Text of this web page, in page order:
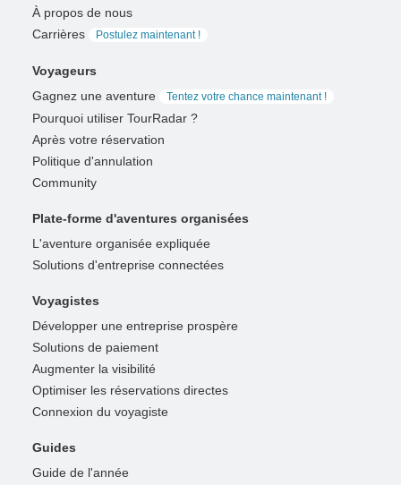
À propos de nous
Carrières
Postulez maintenant !
Voyageurs
Gagnez une aventure
Tentez votre chance maintenant !
Pourquoi utiliser TourRadar ?
Après votre réservation
Politique d'annulation
Community
Plate-forme d'aventures organisées
L'aventure organisée expliquée
Solutions d'entreprise connectées
Voyagistes
Développer une entreprise prospère
Solutions de paiement
Augmenter la visibilité
Optimiser les réservations directes
Connexion du voyagiste
Guides
Guide de l'année